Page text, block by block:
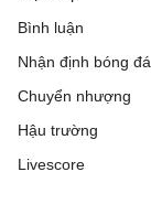
Bình luận
Nhận định bóng đá
Chuyển nhượng
Hậu trường
Livescore